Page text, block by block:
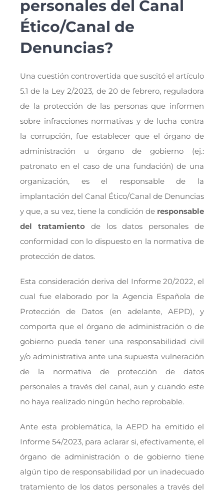
personales del Canal
Ético/Canal de
Denuncias?
Una cuestión controvertida que suscitó el artículo
5.1 de la Ley 2/2023, de 20 de febrero, reguladora
de la protección de las personas que informen
sobre infracciones normativas y de lucha contra
la corrupción, fue establecer que el órgano de
administración u órgano de gobierno (ej.:
patronato en el caso de una fundación) de una
organización, es el responsable de la
implantación del Canal Ético/Canal de Denuncias
y que, a su vez, tiene la condición de responsable
del tratamientode los datos personales de
conformidad con lo dispuesto en la normativa de
protección de datos.
Esta consideración deriva del Informe 20/2022, el
cual fue elaborado por la Agencia Española de
Protección de Datos (en adelante, AEPD), y
comporta que el órgano de administración o de
gobierno pueda tener una responsabilidad civil
y/o administrativa ante una supuesta vulneración
de la normativa de protección de datos
personales a través del canal, aun y cuando este
no haya realizado ningún hecho reprobable.
Ante esta problemática, la AEPD ha emitido el
Informe 54/2023, para aclarar si, efectivamente, el
órgano de administración o de gobierno tiene
algún tipo de responsabilidad por un inadecuado
tratamiento de los datos personales a través del